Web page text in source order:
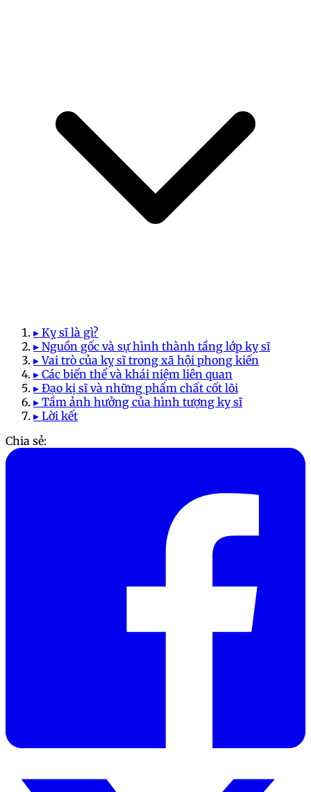
▸ Kỵ sĩ là gì?
▸ Nguồn gốc và sự hình thành tầng lớp kỵ sĩ
▸ Vai trò của kỵ sĩ trong xã hội phong kiến
▸ Các biến thể và khái niệm liên quan
▸ Đạo kị sĩ và những phẩm chất cốt lõi
▸ Tầm ảnh hưởng của hình tượng kỵ sĩ
▸ Lời kết
Chia sẻ: